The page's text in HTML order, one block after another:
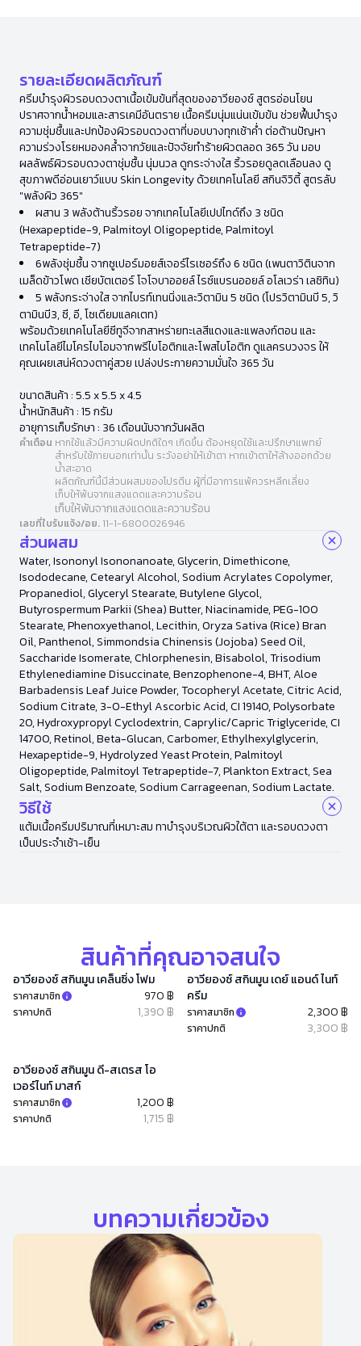
รายละเอียดผลิตภัณฑ์
ครีมบำรุงผิวรอบดวงตาเนื้อเข้มข้นที่สุดของอาวียองซ์ สูตรอ่อนโยน
ปราศจากน้ำหอมและสารเคมีอันตราย เนื้อครีมนุ่มแน่นเข้มข้น ช่วยฟื้นบำรุง
ความชุ่มชื้นและปกป้องผิวรอบดวงตาที่บอบบางทุกเช้าค่ำ ต่อต้านปัญหา
ความร่วงโรยหมองคล้ำจากวัยและปัจจัยทำร้ายผิวตลอด 365 วัน มอบ
ผลลัพธ์ผิวรอบดวงตาชุ่มชื้น นุ่มนวล ดูกระจ่างใส ริ้วรอยดูลดเลือนลง ดู
สุขภาพดีอ่อนเยาว์แบบ Skin Longevity ด้วยเทคโนโลยี สกินจิวิตี้ สูตรลับ
"พลังผิว 365"
ผสาน 3 พลังต้านริ้วรอย จากเทคโนโลยีเปปไทด์ถึง 3 ชนิด
(Hexapeptide-9, Palmitoyl Oligopeptide, Palmitoyl
Tetrapeptide-7)
6พลังชุ่มชื้น จากซูเปอร์มอยส์เจอร์ไรเซอร์ถึง 6 ชนิด (เพนตาวิตินจาก
เมล็ดข้าวโพด เชียบัตเตอร์ โจโจบาออยล์ ไรซ์แบรนออยล์ อโลเวร่า เลซิทิน)
5 พลังกระจ่างใส จากไบรท์เทนนิ่งและวิตามิน 5 ชนิด (โปรวิตามินบี 5, วิ
ตามินบี3, ซี, อี, โซเดียมแลคเตท)
พร้อมด้วยเทคโนโลยีซีทูจีจากสาหร่ายทะเลสีแดงและแพลงก์ตอน และ
เทคโนโลยีไมโครไบโอมจากพรีไบโอติกและโพสไบโอติก ดูแลครบวงจร ให้
คุณเผยเสน่ห์ดวงตาคู่สวย เปล่งประกายความมั่นใจ 365 วัน
ขนาดสินค้า : 5.5 x 5.5 x 4.5
น้ำหนักสินค้า : 15 กรัม
อายุการเก็บรักษา : 36 เดือนนับจากวันผลิต
คำเตือน หากใช้แล้วมีความผิดปกติใดๆ เกิดขึ้น ต้องหยุดใช้และปรึกษาแพทย์
สำหรับใช้ภายนอกเท่านั้น ระวังอย่าให้เข้าตา หากเข้าตาให้ล้างออกด้วย
น้ำสะอาด
ผลิตภัณฑ์นี้มีส่วนผสมของโปรตีน ผู้ที่มีอาการแพ้ควรหลีกเลี่ยง
เก็บให้พ้นจากแสงแดดและความร้อน
เก็บให้พ้นจากแสงแดดและความร้อน
เลขที่ใบรับแจ้ง/อย. 11-1-6800026946
ส่วนผสม
Water, Isononyl Isononanoate, Glycerin, Dimethicone,
Isododecane, Cetearyl Alcohol, Sodium Acrylates Copolymer,
Propanediol, Glyceryl Stearate, Butylene Glycol,
Butyrospermum Parkii (Shea) Butter, Niacinamide, PEG-100
Stearate, Phenoxyethanol, Lecithin, Oryza Sativa (Rice) Bran
Oil, Panthenol, Simmondsia Chinensis (Jojoba) Seed Oil,
Saccharide Isomerate, Chlorphenesin, Bisabolol, Trisodium
Ethylenediamine Disuccinate, Benzophenone-4, BHT, Aloe
Barbadensis Leaf Juice Powder, Tocopheryl Acetate, Citric Acid,
Sodium Citrate, 3-O-Ethyl Ascorbic Acid, CI 19140, Polysorbate
20, Hydroxypropyl Cyclodextrin, Caprylic/Capric Triglyceride, CI
14700, Retinol, Beta-Glucan, Carbomer, Ethylhexylglycerin,
Hexapeptide-9, Hydrolyzed Yeast Protein, Palmitoyl
Oligopeptide, Palmitoyl Tetrapeptide-7, Plankton Extract, Sea
Salt, Sodium Benzoate, Sodium Carrageenan, Sodium Lactate.
วิธีใช้
แต้มเนื้อครีมปริมาณที่เหมาะสม ทาบำรุงบริเวณผิวใต้ตา และรอบดวงตา
เป็นประจำเช้า-เย็น
สินค้าที่คุณอาจสนใจ
อาวียองซ์ สกินมูน เคล็นซิ่ง โฟม
ราคาสมาชิก 970 ฿
ราคาปกติ 1,390 ฿
อาวียองซ์ สกินมูน เดย์ แอนด์ ไนท์
ครีม
ราคาสมาชิก 2,300 ฿
ราคาปกติ 3,300 ฿
อาวียองซ์ สกินมูน ดี-สเตรส โอ
เวอร์ไนท์ มาสก์
ราคาสมาชิก 1,200 ฿
ราคาปกติ 1,715 ฿
บทความเกี่ยวข้อง